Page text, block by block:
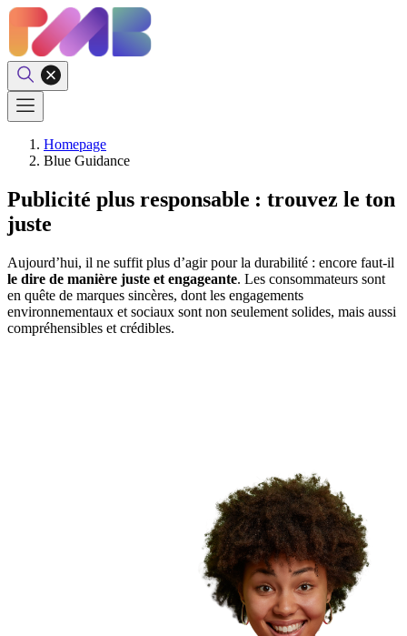
Homepage
Blue Guidance
Publicité plus responsable : trouvez le ton
juste
Aujourd’hui, il ne suffit plus d’agir pour la durabilité : encore faut-il
le dire de manière juste et engageante. Les consommateurs sont
en quête de marques sincères, dont les engagements
environnementaux et sociaux sont non seulement solides, mais aussi
compréhensibles et crédibles.